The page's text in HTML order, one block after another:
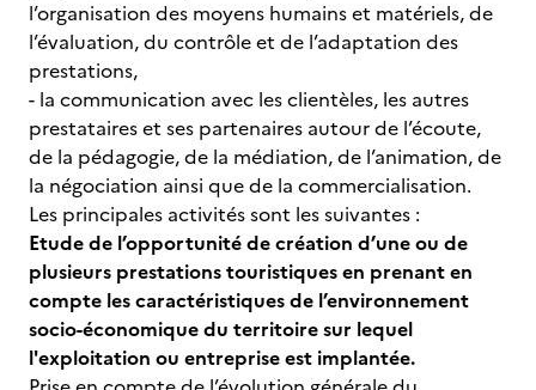
l’organisation des moyens humains et matériels, de
l’évaluation, du contrôle et de l’adaptation des
prestations,
- la communication avec les clientèles, les autres
prestataires et ses partenaires autour de l’écoute,
de la pédagogie, de la médiation, de l’animation, de
la négociation ainsi que de la commercialisation.
Les principales activités sont les suivantes :
Etude de l’opportunité de création d’une ou de
plusieurs prestations touristiques en prenant en
compte les caractéristiques de l’environnement
socio-économique du territoire sur lequel
l'exploitation ou entreprise est implantée.